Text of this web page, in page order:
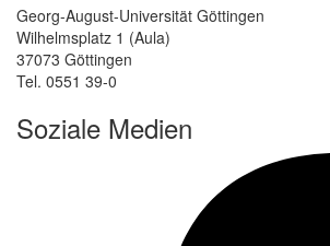
Georg-August-Universität Göttingen
Wilhelmsplatz 1 (Aula)
37073 Göttingen
Tel. 0551 39-0
Soziale Medien